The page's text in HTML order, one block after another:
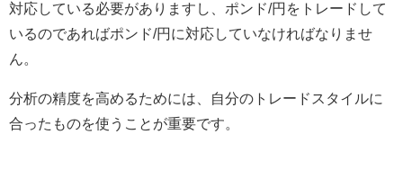
対応している必要がありますし、ポンド/円をトレードして
いるのであればポンド/円に対応していなければなりませ
ん。
分析の精度を高めるためには、自分のトレードスタイルに
合ったものを使うことが重要です。